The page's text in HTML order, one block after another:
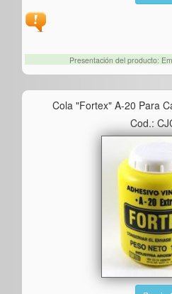
Presentación del producto:
Cola "fortex" A-20 Para
Cod.: